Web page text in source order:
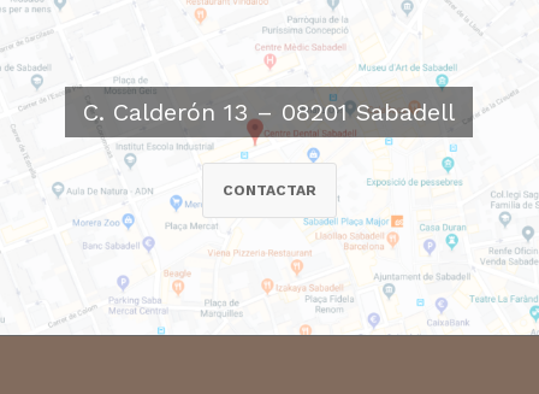
C. Calderón 13 – 08201 Sabadell
CONTACTAR